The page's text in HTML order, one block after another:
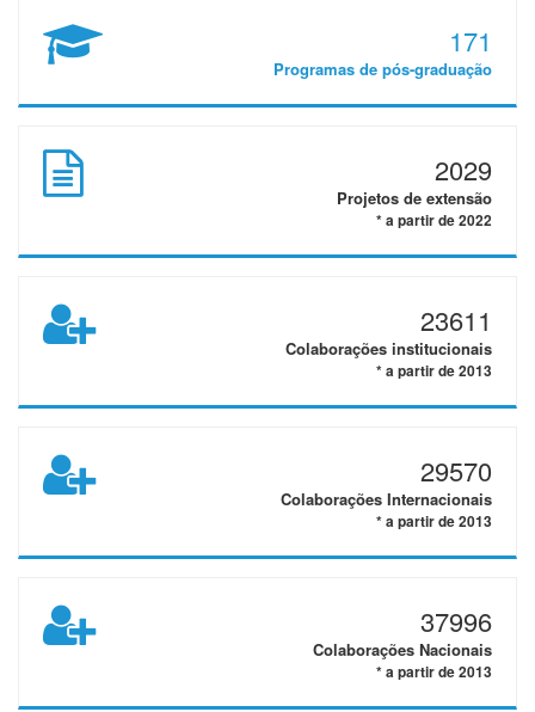
171
Programas de pós-graduação
2029
Projetos de extensão
* a partir de 2022
23611
Colaborações institucionais
* a partir de 2013
29570
Colaborações Internacionais
* a partir de 2013
37996
Colaborações Nacionais
* a partir de 2013